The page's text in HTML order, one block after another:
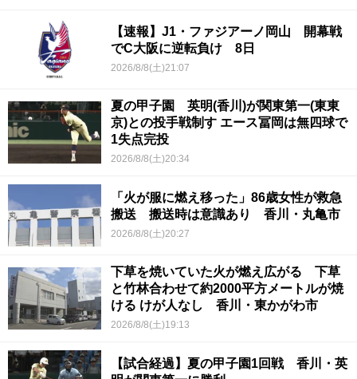
【速報】J1・ファジアーノ岡山 開幕戦
でC大阪に逆転負け 8日
2026/8/8(土)21:07
夏の甲子園 英明(香川)が関東第一(東東
京)との投手戦制す エース冨岡は無四球で
1失点完投
2026/8/8(土)20:34
「火が服に燃え移った」86歳女性が救急
搬送 搬送時は意識あり 香川・丸亀市
2026/8/8(土)20:27
下草を焼いていた火が燃え広がる 下草
と竹林合わせて約2000平方メートルが焼
ける けが人なし 香川・東かがわ市
2026/8/8(土)19:13
【試合経過】夏の甲子園1回戦 香川・英